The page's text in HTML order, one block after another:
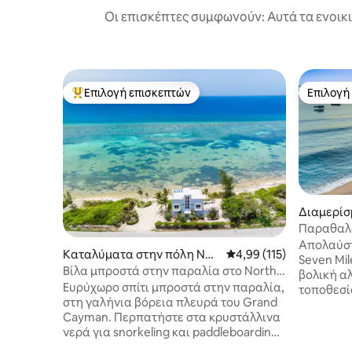
Οι επισκέπτες συμφωνούν: Αυτά τα
Κορυφαία επιλογή επισκεπτών
Επιλογή επισκεπτών
Καταλύματα στην πόλη Nor
th Side
Μέση βαθμολογία: 4,99
4,99 (115)
Βίλα μπροστά στην παραλία στο North
Side του Grand Cayman
Ευρύχωρο σπίτι μπροστά στην παραλία,
στη γαλήνια βόρεια πλευρά του Grand
Cayman. Περπατήστε στα κρυστάλλινα
νερά για snorkeling και paddleboarding
κία στην
βήματα
Seven
βολική